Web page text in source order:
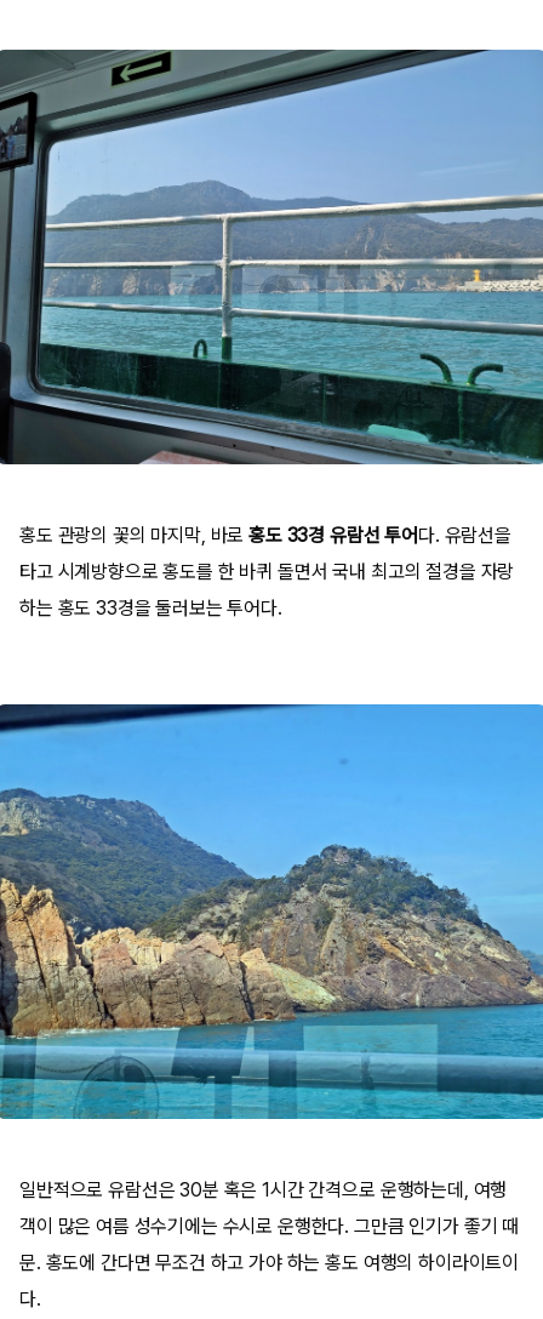
홍도 관광의 꽃의 마지막, 바로홍도 33경 유람선 투어 다. 유람선을
타고 시계방향으로 홍도를 한 바퀴 돌면서 국내 최고의 절경을 자랑
하는 홍도 33경을 둘러보는 투어다.
일반적으로 유람선은 30분 혹은 1시간 간격으로 운행하는데, 여행
객이 많은 여름 성수기에는 수시로 운행한다. 그만큼 인기가 좋기 때
문. 홍도에 간다면 무조건 하고 가야 하는 홍도 여행의 하이라이트이
다.